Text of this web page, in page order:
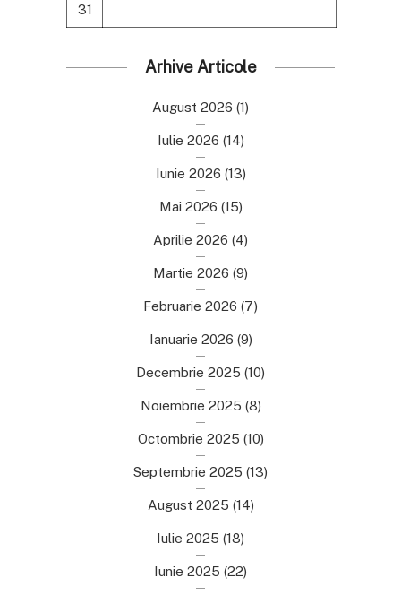
31
Arhive Articole
August 2026 (1)
Iulie 2026 (14)
Iunie 2026 (13)
Mai 2026 (15)
Aprilie 2026 (4)
Martie 2026 (9)
Februarie 2026 (7)
Ianuarie 2026 (9)
Decembrie 2025 (10)
Noiembrie 2025 (8)
Octombrie 2025 (10)
Septembrie 2025 (13)
August 2025 (14)
Iulie 2025 (18)
Iunie 2025 (22)